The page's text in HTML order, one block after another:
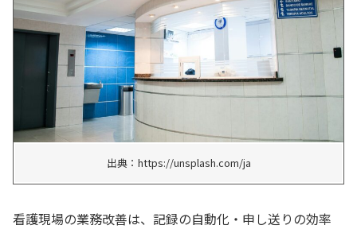
出典：https://unsplash.com/ja
看護現場の業務改善は、記録の自動化・申し送りの効率